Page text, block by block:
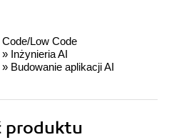
Code/Low Code
» Inżynieria AI
» Budowanie aplikacji AI
produktu